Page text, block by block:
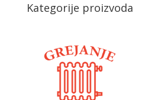
Kategorije proizvoda